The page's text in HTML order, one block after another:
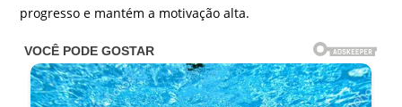
progresso e mantém a motivação alta.